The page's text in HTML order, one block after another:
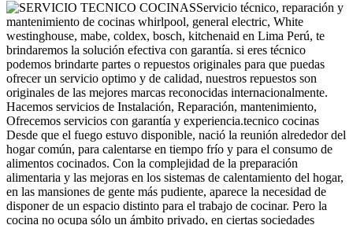
Servicio técnico, reparación y
mantenimiento de cocinas whirlpool, general electric, White
westinghouse, mabe, coldex, bosch, kitchenaid en Lima Perú, te
brindaremos la solución efectiva con garantía. si eres técnico
podemos brindarte partes o repuestos originales para que puedas
ofrecer un servicio optimo y de calidad, nuestros repuestos son
originales de las mejores marcas reconocidas internacionalmente.
Hacemos servicios de Instalación, Reparación, mantenimiento,
Ofrecemos servicios con garantía y experiencia.tecnico cocinas
Desde que el fuego estuvo disponible, nació la reunión alrededor del
hogar común, para calentarse en tiempo frío y para el consumo de
alimentos cocinados. Con la complejidad de la preparación
alimentaria y las mejoras en los sistemas de calentamiento del hogar,
en las mansiones de gente más pudiente, aparece la necesidad de
disponer de un espacio distinto para el trabajo de cocinar. Pero la
cocina no ocupa sólo un ámbito privado, en ciertas sociedades